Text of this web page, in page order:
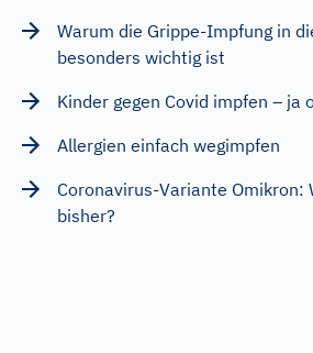
Warum die Grippe-Impfung in
besonders wichtig ist
Kinder gegen Covid impfen – ja
Allergien einfach wegimpfen
Coronavirus-Variante Omikron:
bisher?